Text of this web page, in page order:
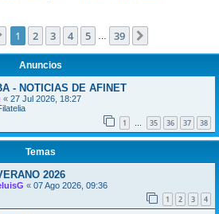
Página de 39
1 2 3 4 5 39
Anuncios
- NOTICIAS DE AFINET
« 27 Jul 2026, 18:27
1 … 35 36 37 38
Temas
2026
« 07 Ago 2026, 09:36
1 2 3 4